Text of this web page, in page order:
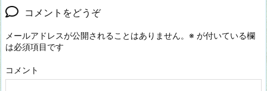
コメントをどうぞ
メールアドレスが公開されることはありません。 ※ が付いている欄
は必須項目です
コメント